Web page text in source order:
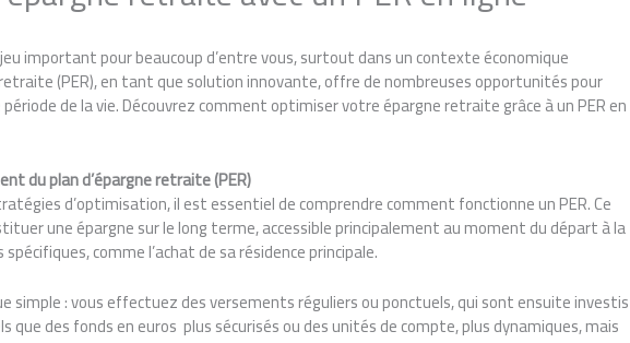
important pour beaucoup d’entre vous, surtout dans un contexte économique
(PER), en tant que solution innovante, offre de nombreuses opportunités pour
de la vie. Découvrez comment optimiser votre épargne retraite grâce à un PER en
du plan d’épargne retraite (PER)
d’optimisation, il est essentiel de comprendre comment fonctionne un PER. Ce
une épargne sur le long terme, accessible principalement au moment du départ à la
comme l’achat de sa résidence principale.
simple : vous effectuez des versements réguliers ou ponctuels, qui sont ensuite investis
que des fonds en euros plus sécurisés ou des unités de compte, plus dynamiques, mais